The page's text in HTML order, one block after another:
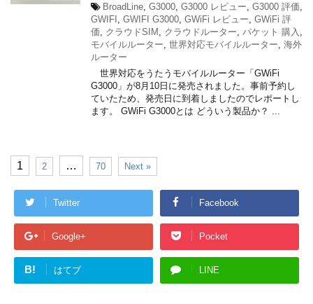
BroadLine G3000 G3000 レビュー G3000 評価
GWIFI GWIFI G3000 GWiFi レビュー GWiFi 評
価
クラウドSIM クラウドルーター パケット 購入
モバイルルーター 世界対応モバイルルーター 海外
ルーター
世界対応をうたうモバイルルーター「GWiFi
G3000」が8月10日に発売されました。事前予約し
ていたため、発売日に到着しましたのでレポートし
ます。 GWiFi G3000とは どういう製品か？ ...
1 2 … 70 Next »
Twitter Facebook
Google+ Pocket
B! はてブ LINE